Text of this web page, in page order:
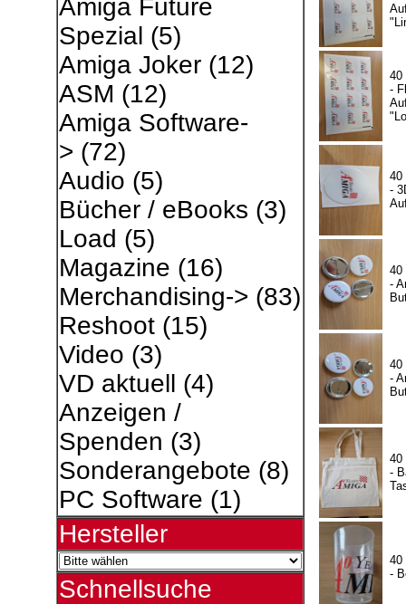
Amiga Future
Spezial (5)
Amiga Joker(12)
ASM (12)
Amiga Software-
> (72)
Audio (5)
Bücher / eBooks (3)
Load (5)
Magazine (16)
Merchandising-> (83)
Reshoot(15)
Video (3)
VD aktuell (4)
Anzeigen /
Spenden (3)
Sonderangebote (8)
PC Software (1)
Hersteller
Schnellsuche
40
-
40
-
40
-
40
-
40
-
40
-